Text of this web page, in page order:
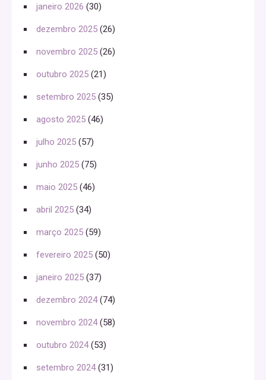
janeiro 2026 (30)
dezembro 2025 (26)
novembro 2025 (26)
outubro 2025 (21)
setembro 2025 (35)
agosto 2025 (46)
julho 2025 (57)
junho 2025 (75)
maio 2025 (46)
abril 2025 (34)
março 2025 (59)
fevereiro 2025 (50)
janeiro 2025 (37)
dezembro 2024(74)
novembro 2024(58)
outubro 2024(53)
setembro 2024(31)